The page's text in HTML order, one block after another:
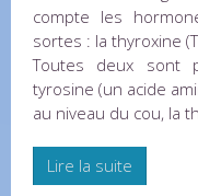
compte les
sortes : la thyroxine
Toutes deux sont
tyrosine (un acide
au niveau du cou, la
Lire la suite